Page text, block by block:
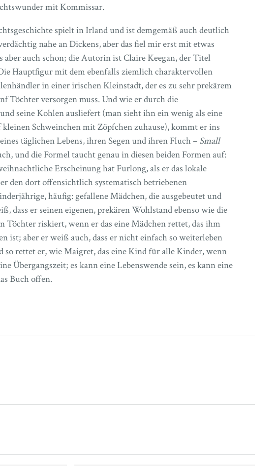
mit Kommissar.
spielt in Irland und ist demgemäß auch deutlich
nahe an Dickens, aber das fiel mir erst mit etwas
aber auch schon; die Autorin ist Claire Keegan, der Titel
Hauptfigur mit dem ebenfalls ziemlich charaktervollen
in einer irischen Kleinstadt, der es zu sehr prekärem
Töchter versorgen muss. Und wie er durch die
seine Kohlen ausliefert (man sieht ihn ein wenig als eine
Schweinchen mit Zöpfchen zuhause), kommt er ins
täglichen Lebens, ihren Segen und ihren Fluch – Small
und die Formel taucht genau in diesen beiden Formen auf:
Erscheinung hat Furlong, als er das lokale
den dort offensichtlich systematisch betriebenen
häufig: gefallene Mädchen, die ausgebeutet und
dass er seinen eigenen, prekären Wohlstand ebenso wie die
Töchter riskiert, wenn er das eine Mädchen rettet, das ihm
ist; aber er weiß auch, dass er nicht einfach so weiterleben
so rettet er, wie Maigret, das eine Kind für alle Kinder, wenn
Übergangszeit; es kann eine Lebenswende sein, es kann eine
Buch offen.